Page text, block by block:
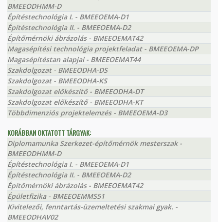
BMEEODHMM-D
Építéstechnológia I. - BMEEOEMA-D1
Építéstechnológia II. - BMEEOEMA-D2
Építőmérnöki ábrázolás - BMEEOEMAT42
Magasépítési technológia projektfeladat - BMEEOEMA-DP
Magasépítéstan alapjai - BMEEOEMAT44
Szakdolgozat - BMEEODHA-DS
Szakdolgozat - BMEEODHA-KS
Szakdolgozat előkészítő - BMEEODHA-DT
Szakdolgozat előkészítő - BMEEODHA-KT
Többdimenziós projektelemzés - BMEEOEMA-D3
KORÁBBAN OKTATOTT TÁRGYAK:
Diplomamunka Szerkezet-építőmérnök mesterszak -
BMEEODHMM-D
Építéstechnológia I. - BMEEOEMA-D1
Építéstechnológia II. - BMEEOEMA-D2
Építőmérnöki ábrázolás - BMEEOEMAT42
Épületfizika - BMEEOEMMS51
Kivitelezői, fenntartás-üzemeltetési szakmai gyak. -
BMEEODHAV02